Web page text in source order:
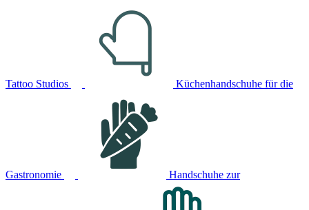
Tattoo Studios Küchenhandschuhe für die
Gastronomie Handschuhe zur